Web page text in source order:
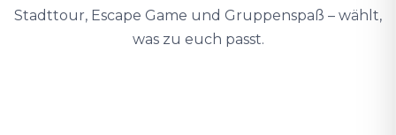
Stadttour, Escape Game und Gruppenspaß – wählt,
was zu euch passt.